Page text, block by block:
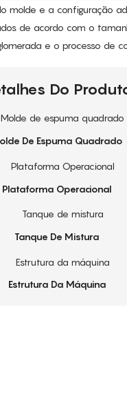
molde e a configuração
de acordo com o
e o processo de
Do
De Espuma Quadrado
Plataforma Operacional
Tanque De Mistura
Estrutura Da Máquina